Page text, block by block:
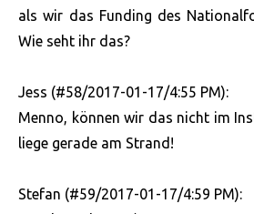
als wir das Funding des
Wie seht ihr das?
Jess (#58/2017-01-17/4:55 PM):
Menno, können wir das nicht im
liege gerade am Strand!
Stefan (#59/2017-01-17/4:59 PM):